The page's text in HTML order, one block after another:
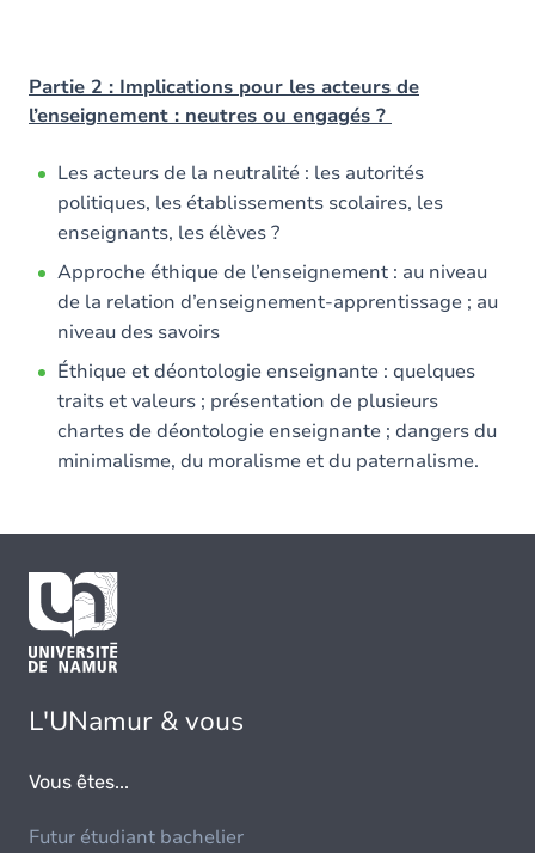
Partie 2 : Implications pour les acteurs de
l’enseignement : neutres ou engagés ?
Les acteurs de la neutralité : les autorités
politiques, les établissements scolaires, les
enseignants, les élèves ?
Approche éthique de l’enseignement : au niveau
de la relation d’enseignement-apprentissage ; au
niveau des savoirs
Éthique et déontologie enseignante : quelques
traits et valeurs ; présentation de plusieurs
chartes de déontologie enseignante ; dangers du
minimalisme, du moralisme et du paternalisme.
L'UNamur & vous
Vous êtes...
Futur étudiant bachelier